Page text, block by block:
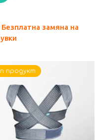
Безплатна замяна на
продукт